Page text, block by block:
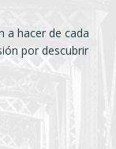
a hacer de cada
por descubrir